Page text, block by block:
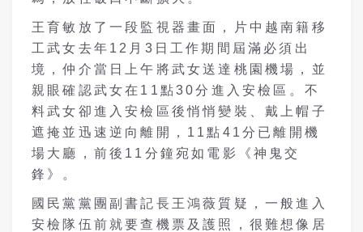
王育敏放了一段監視器畫面，片中越南籍移
工武女去年12月3日工作期間屆滿必須出
境，仲介當日上午將武女送達桃園機場，並
親眼確認武女在11點30分進入安檢區。不
料武女卻進入安檢區後悄悄變裝、戴上帽子
遮掩並迅速逆向離開，11點41分已離開機
場大廳，前後11分鐘宛如電影《神鬼交
鋒》。
國民黨黨團副書記長王鴻薇質疑，一般進入
安檢隊伍前就要查機票及護照，很難想像居